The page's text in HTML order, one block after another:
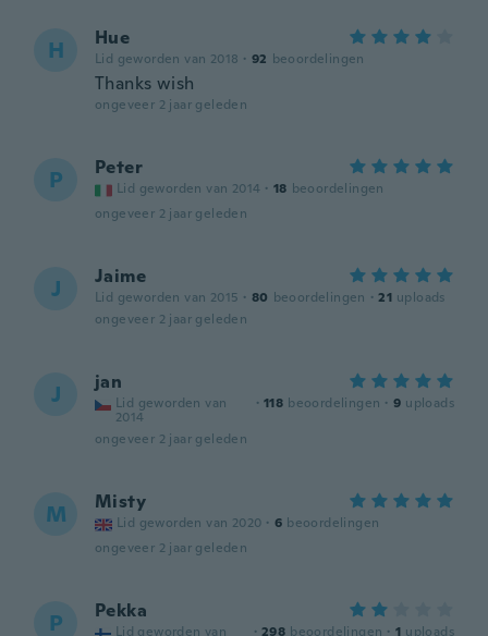
H Hue
Lid geworden van 2018 · 92 beoordelingen
Thanks wish
ongeveer 2 jaar geleden
P Peter
Lid geworden van 2014 · 18 beoordelingen
ongeveer 2 jaar geleden
J Jaime
Lid geworden van 2015 · 80 beoordelingen · 21 uploads
ongeveer 2 jaar geleden
J jan
Lid geworden van
2014
· 118 beoordelingen · 9 uploads
ongeveer 2 jaar geleden
M Misty
Lid geworden van 2020 · 6 beoordelingen
ongeveer 2 jaar geleden
P Pekka
Lid geworden van
· 298 beoordelingen · 1 uploads